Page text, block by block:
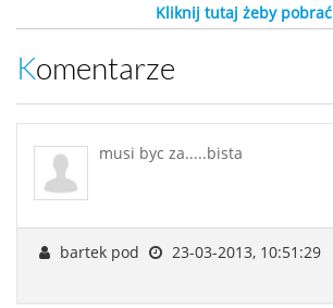
Kliknij tutaj żeby pobrać
Komentarze
musi byc za.....bista
bartek pod
23-03-2013, 10:51:29